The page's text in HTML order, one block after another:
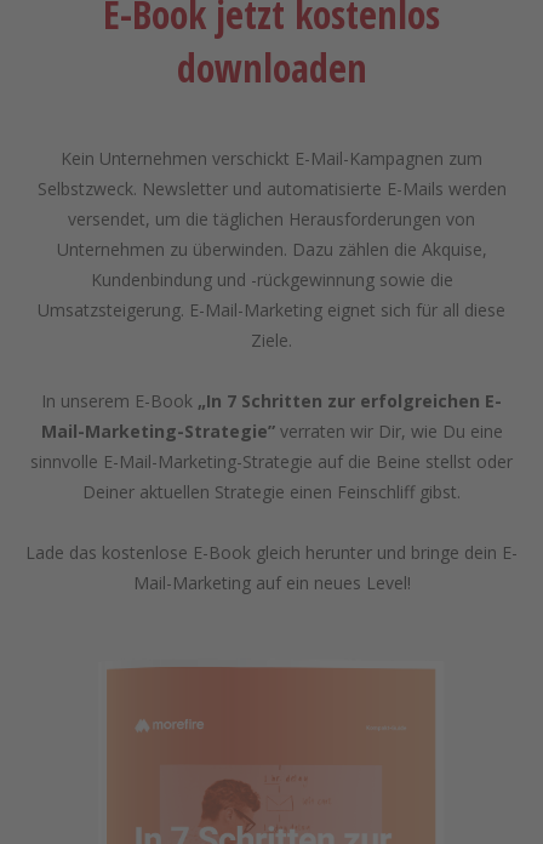
E-Book jetzt kostenlos
downloaden
Kein Unternehmen verschickt E-Mail-Kampagnen zum
Selbstzweck. Newsletter und automatisierte E-Mails werden
versendet, um die täglichen Herausforderungen von
Unternehmen zu überwinden. Dazu zählen die Akquise,
Kundenbindung und -rückgewinnung sowie die
Umsatzsteigerung. E-Mail-Marketing eignet sich für all diese
Ziele.
In unserem E-Book „In 7 Schritten zur erfolgreichen E-
Mail-Marketing-Strategie”verraten wir Dir, wie Du eine
sinnvolle E-Mail-Marketing-Strategie auf die Beine stellst oder
Deiner aktuellen Strategie einen Feinschliff gibst.
Lade das kostenlose E-Book gleich herunter und bringe dein E-
Mail-Marketing auf ein neues Level!